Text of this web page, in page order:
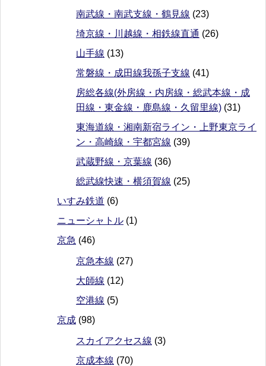
南武線・南武支線・鶴見線 (23)
埼京線・川越線・相鉄線直通 (26)
山手線 (13)
常磐線・成田線我孫子支線 (41)
房総各線(外房線・内房線・総武本線・成
田線・東金線・鹿島線・久留里線) (31)
東海道線・湘南新宿ライン・上野東京ライ
ン・高崎線・宇都宮線 (39)
武蔵野線・京葉線 (36)
総武線快速・横須賀線 (25)
いすみ鉄道 (6)
ニューシャトル (1)
京急 (46)
京急本線 (27)
大師線 (12)
空港線 (5)
京成 (98)
スカイアクセス線 (3)
京成本線 (70)